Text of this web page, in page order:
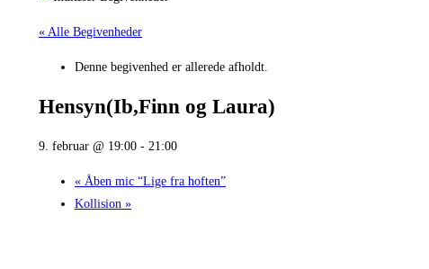
« Alle Begivenheder
Denne begivenhed er allerede afholdt.
Hensyn(Ib,Finn og Laura)
9. februar @ 19:00 - 21:00
« Åben mic “Lige fra hoften”
Kollision »